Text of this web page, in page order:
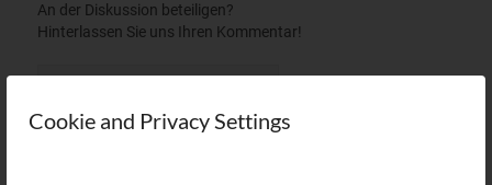
Cookie and Privacy Settings
An der Diskussion beteiligen?
Hinterlassen Sie uns Ihren Kommentar!